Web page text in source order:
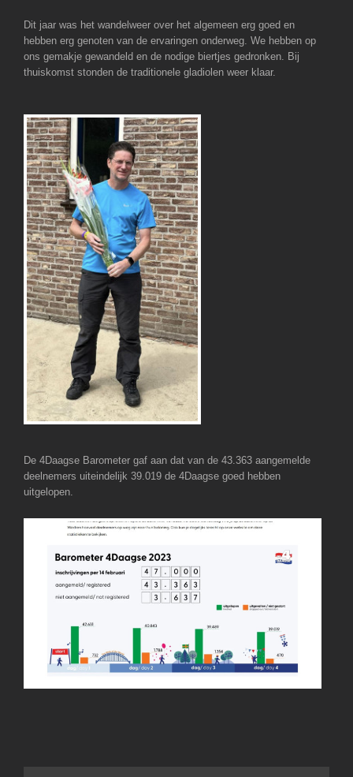
Dit jaar was het wandelweer over het algemeen erg goed en
hebben erg genoten van de ervaringen onderweg. We hebben op
ons gemakje gewandeld en de nodige biertjes gedronken. Bij
thuiskomst stonden de traditionele gladiolen weer klaar.
De 4Daagse Barometer gaf aan dat van de 43.363 aangemelde
deelnemers uiteindelijk 39.019 de 4Daagse goed hebben
uitgelopen.